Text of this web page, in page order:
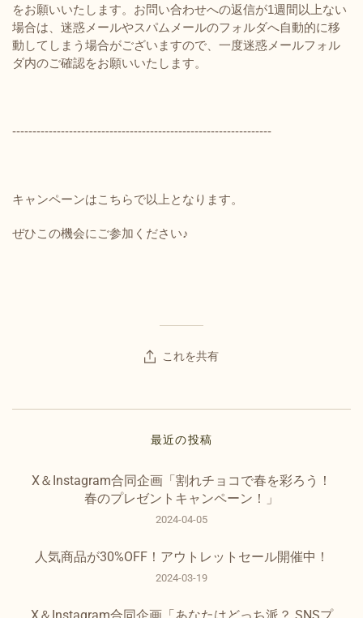
これを共有
をお願いいたします。お問い合わせへの返信が1週間以上ない
場合は、迷惑メールやスパムメールのフォルダへ自動的に移
動してしまう場合がございますので、一度迷惑メールフォル
ダ内のご確認をお願いいたします。
----------------------------------------------------------------
キャンペーンはこちらで以上となります。
ぜひこの機会にご参加ください♪
最近の投稿
X＆Instagram合同企画「割れチョコで春を彩ろう！
春のプレゼントキャンペーン！」
2024-04-05
人気商品が30%OFF！アウトレットセール開催中！
2024-03-19